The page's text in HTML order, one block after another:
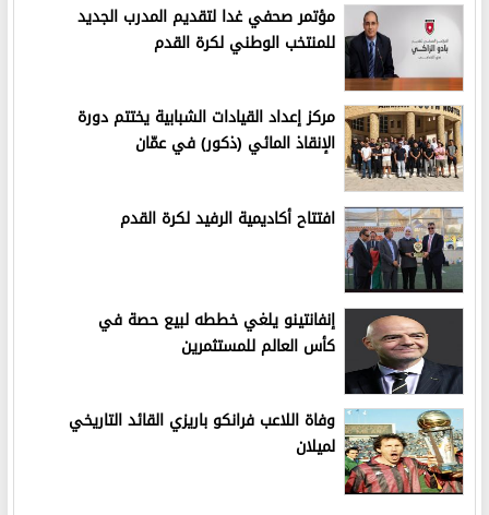
مؤتمر صحفي غدا لتقديم المدرب الجديد
للمنتخب الوطني لكرة القدم
مركز إعداد القيادات الشبابية يختتم دورة
الإنقاذ المائي (ذكور) في عمّان
افتتاح أكاديمية الرفيد لكرة القدم
إنفانتينو يلغي خططه لبيع حصة في
كأس العالم للمستثمرين
وفاة اللاعب فرانكو باريزي القائد التاريخي
لميلان